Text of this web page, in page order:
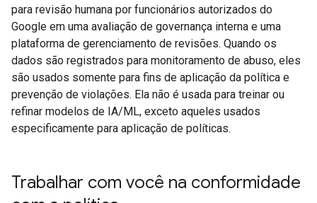
para revisão humana por funcionários autorizados do
Google em uma avaliação de governança interna e uma
plataforma de gerenciamento de revisões. Quando os
dados são registrados para monitoramento de abuso, eles
são usados somente para fins de aplicação da política e
prevenção de violações. Ela não é usada para treinar ou
refinar modelos de IA/ML, exceto aqueles usados
especificamente para aplicação de políticas.
Trabalhar com você na conformidade